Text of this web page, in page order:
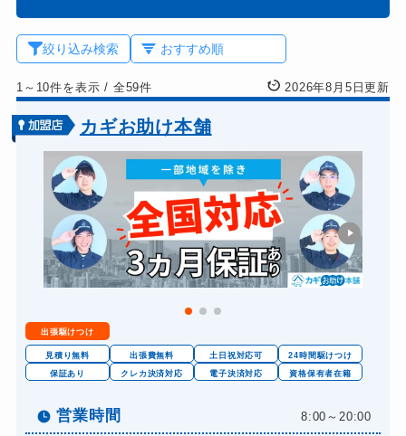
絞り込み検索
1～10件を表示/ 全59件 2026年8月5日更新
カギお助け本舗
出張駆けつけ
見積り無料 出張費無料 土日祝対応可
24時間駆けつけ
保証あり
クレカ決済対応 電子決済対応 資格保有者在籍
営業時間 8:00～20:00